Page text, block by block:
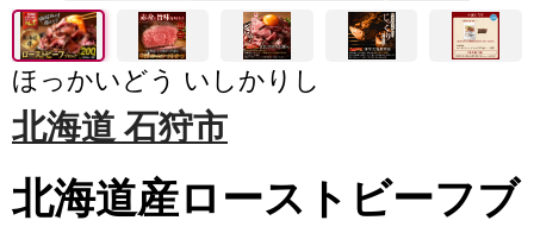
ほっかいどう いしかりし
北海道 石狩市
北海道産ローストビーフブ